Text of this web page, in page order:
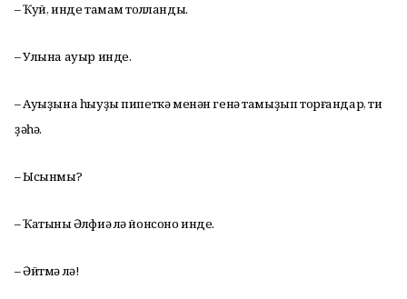
– Ҡуй, инде тамам толланды.
– Улына ауыр инде.
– Ауыҙына һыуҙы пипеткә менән генә тамыҙып торғандар, ти
ҙәһә.
– Ысынмы?
– Ҡатыны Әлфиә лә йонсоно инде.
– Әйтмә лә!